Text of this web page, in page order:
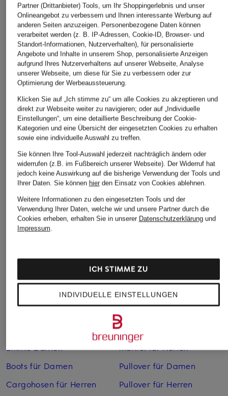
cotopaxi
Kulturtasche NIDO
Farbliches Unikat
59,99 €
FJÄLLRÄVEN
Kulturtasche KÅNKEN
47,99 €
Bestpreis: 40,79 €
Ursprünglich:59,95 €
Kosmetiktasche
19,95 €
Bikinis Damen
Boots für Damen
Cargohosen für Herren
Mäntel für Herren
Pullover für Damen
Pullover für Herren
Partner (Drittanbieter) Tools, um Ihr Shoppingerlebnis und unser
Onlineangebot zu verbessern und Ihnen interessante Werbung auf
anderen Seiten anzuzeigen. Personenbezogene Daten können
verarbeitet werden (z. B. IP-Adressen, Cookie-ID, Browser- und
Standort-Informationen, Nutzerverhalten), für personalisierte
Angebote und Inhalte in unserem Shop, personalisierte Anzeigen
aufgrund Ihres Nutzerverhaltens auf unserer Webseite, Analyse
unserer Webseite, um diese für Sie zu verbessern oder zur
Optimierung der Werbeaussteuerung.
Klicken Sie auf „Ich stimme zu“ um alle Cookies zu akzeptieren und
direkt zur Webseite weiter zu navigieren; oder auf „Individuelle
Einstellungen“, um eine detaillierte Beschreibung der Cookie-
Kategorien und eine Übersicht der eingesetzten Cookies zu erhalten
sowie eine individuelle Auswahl zu treffen.
Sie können Ihre Tool-Auswahl jederzeit nachträglich ändern oder
widerrufen (z.B. im Fußbereich unserer Webseite). Der Widerruf hat
jedoch keine Auswirkung auf die bisherige Verwendung der Tools und
Ihrer Daten. Sie können hierden Einsatz von Cookies ablehnen.
Weitere Informationen zu den eingesetzten Tools und der
Verwendung Ihrer Daten, welche wir und unsere Partner durch die
Cookies erheben, erhalten Sie in unserer Datenschutzerklärungund
Impressum.
INDIVIDUELLE EINSTELLUNGEN
ICH STIMME ZU